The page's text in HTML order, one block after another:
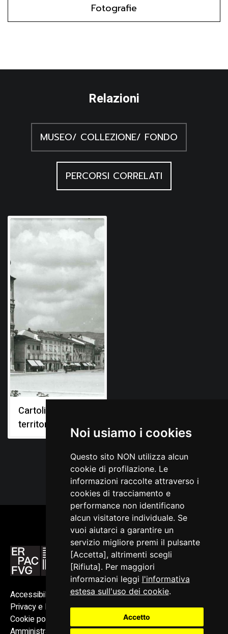
Noi usiamo i cookies
Questo sito NON utilizza alcun
cookie di profilazione. Le
informazioni raccolte attraverso i
cookies di tracciamento e
performance non identificano
alcun visitatore individuale. Se
vuoi aiutarci a garantire un
servizio migliore premi il pulsante
[Accetta], altrimenti scegli
[Rifiuta]. Per maggiori
informazioni leggi l'informativa
estesa sull'uso dei cookie.
Accetto
Fotografie
Relazioni
MUSEO/ COLLEZIONE/ FONDO
PERCORSI CORRELATI
Cartoline dal
territorio
Accessibilità
Privacy e Note legali
Cookie policy
Amministrazione trasparente